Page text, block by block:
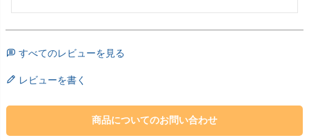
すべてのレビューを見る
レビューを書く
商品についてのお問い合わせ